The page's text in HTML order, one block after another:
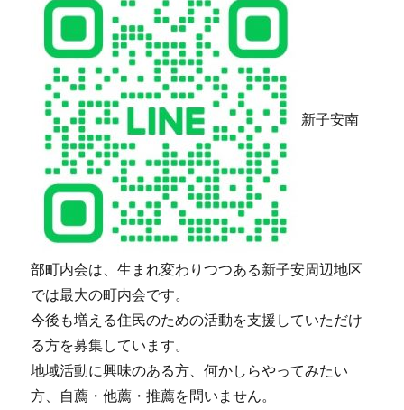
新子安南
部町内会は、生まれ変わりつつある新子安周辺地区
では最大の町内会です。
今後も増える住民のための活動を支援していただけ
る方を募集しています。
地域活動に興味のある方、何かしらやってみたい
方、自薦・他薦・推薦を問いません。